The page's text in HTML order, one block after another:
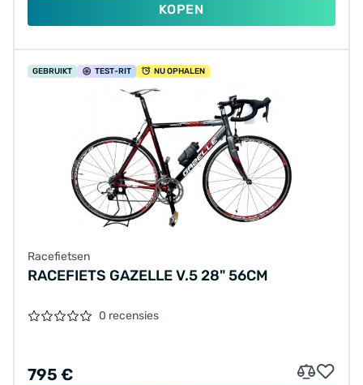
KOPEN
GEBRUIKT TEST-RIT NU OPHALEN
Racefietsen
RACEFIETS GAZELLE V.5 28" 56CM
0 recensies
795 €